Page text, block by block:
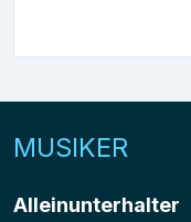
MUSIKER
Alleinunterhalter